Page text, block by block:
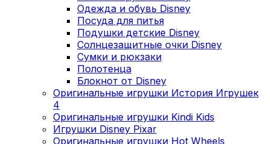
Одежда и обувь Disney
Посуда для питья
Подушки детские Disney
Cолнцезащитные очки Disney
Сумки и рюкзаки
Полотенца
Блокнот от Disney
Оригинальные игрушки История Игрушек
4
Оригинальные игрушки Kindi Kids
Игрушки Disney Pixar
Оригинальные игрушки Hot Wheels